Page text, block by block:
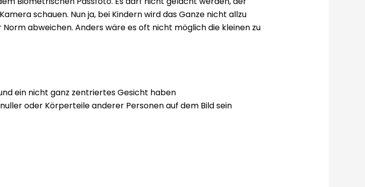
schauen. Nun ja, bei Kindern wird das Ganze nicht allzu
abweichen. Anders wäre es oft nicht möglich die kleinen zu
ein nicht ganz zentriertes Gesicht haben
oder Körperteile anderer Personen auf dem Bild sein